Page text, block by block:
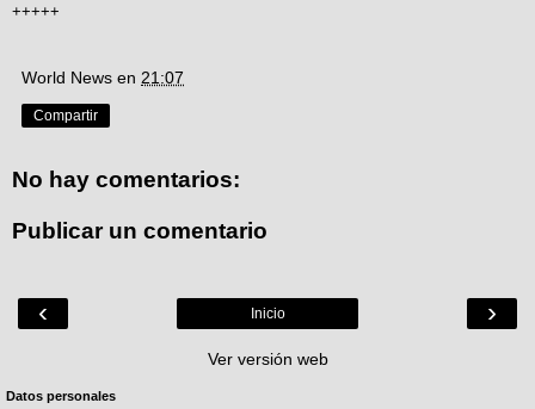
+++++
World News en 21:07
Compartir
No hay comentarios:
Publicar un comentario
‹ ›
Inicio
Ver versión web
Datos personales